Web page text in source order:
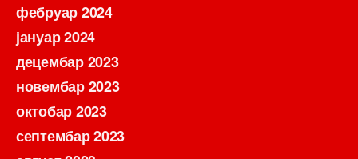
фебруар 2024
јануар 2024
децембар 2023
новембар 2023
октобар 2023
септембар 2023